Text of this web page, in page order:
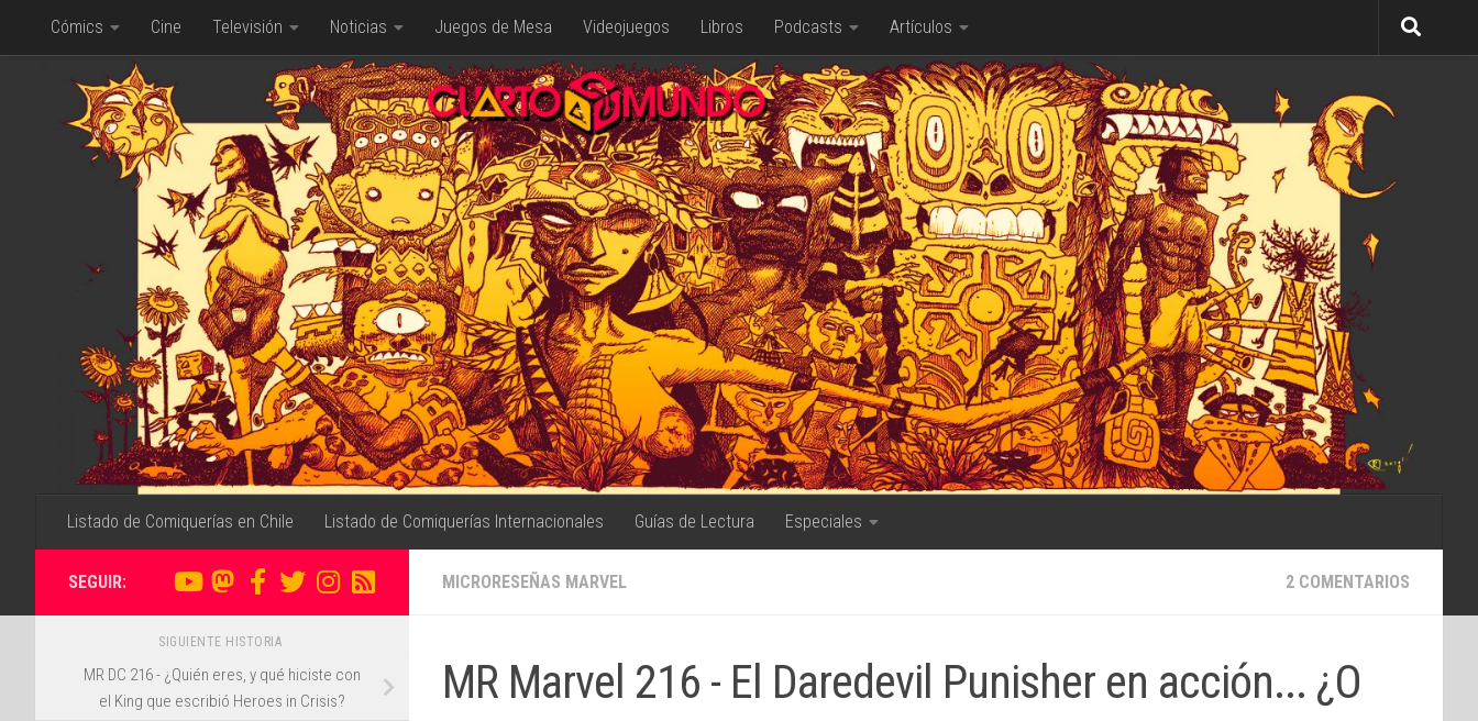
Saltar al contenido
Cómics Cine Televisión Noticias Juegos de Mesa Videojuegos Libros Podcasts Artículos
Listado de Comiquerías en Chile Listado de Comiquerías Internacionales Guías de Lectura Especiales
MICRORESEÑAS MARVEL 2 COMENTARIOS
MR Marvel 216 - El Daredevil Punisher en acción... ¿O
SEGUIR:
SIGUIENTE HISTORIA
MR DC 216 - ¿Quién eres, y qué hiciste con
el King que escribió Heroes in Crisis?